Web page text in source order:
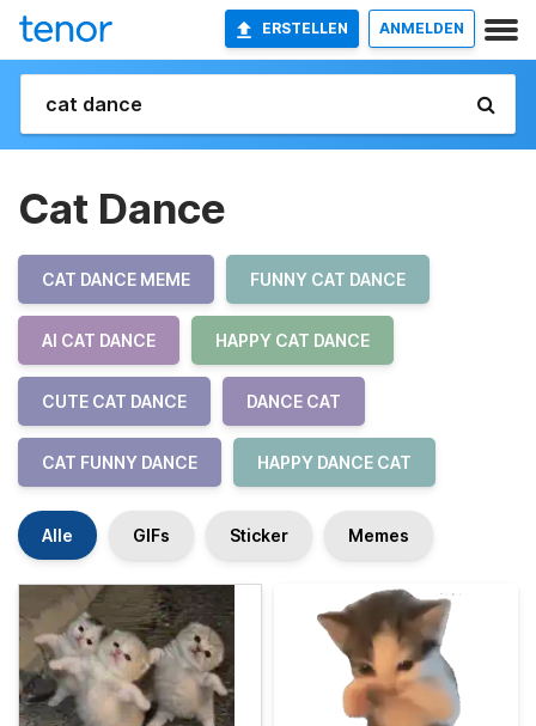
ERSTELLEN ANMELDEN
Cat Dance
CAT DANCE MEME FUNNY CAT DANCE
AI CAT DANCE HAPPY CAT DANCE
CUTE CAT DANCE DANCE CAT
CAT FUNNY DANCE HAPPY DANCE CAT
Alle GIFs Sticker Memes